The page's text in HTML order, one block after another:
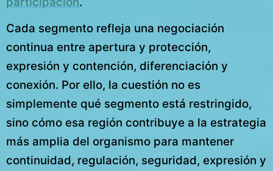
Cada segmento refleja una negociación
continua entre apertura y protección,
expresión y contención, diferenciación y
conexión. Por ello, la cuestión no es
simplemente qué segmento está restringido,
sino cómo esa región contribuye a la estrategia
más amplia del organismo para mantener
continuidad, regulación, seguridad, expresión y